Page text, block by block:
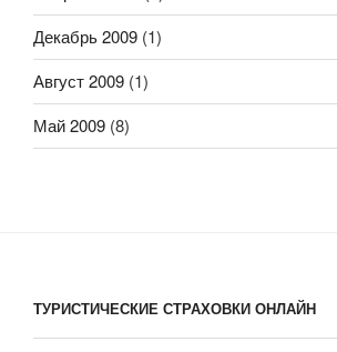
Декабрь 2009 (1)
Август 2009 (1)
Май 2009 (8)
ТУРИСТИЧЕСКИЕ СТРАХОВКИ ОНЛАЙН